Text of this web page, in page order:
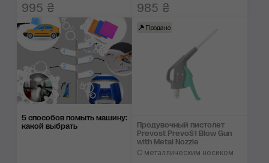
995 ₴ 985 ₴
5 способов помыть машину:
какой выбрать
Продано
Продувочный пистолет
Prevost PrevoS1 Blow Gun
with Metal Nozzle
С металлическим носиком